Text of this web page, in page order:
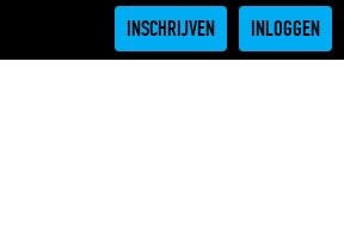
INSCHRIJVEN INLOGGEN